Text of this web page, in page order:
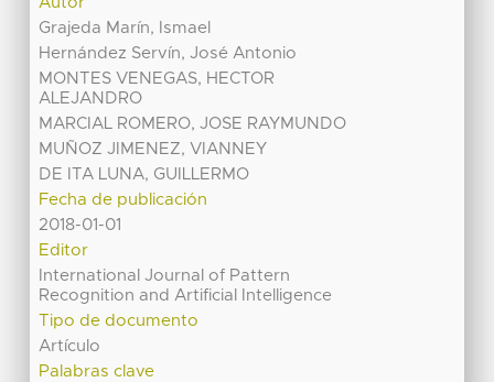
Grajeda Marín, Ismael
Hernández Servín, José Antonio
MONTES VENEGAS, HECTOR
ALEJANDRO
MARCIAL ROMERO, JOSE RAYMUNDO
MUÑOZ JIMENEZ, VIANNEY
DE ITA LUNA, GUILLERMO
Fecha de publicación
2018-01-01
Editor
International Journal of Pattern
Recognition and Artificial Intelligence
Tipo de documento
Artículo
Palabras clave